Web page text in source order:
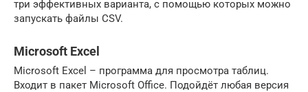
три эффективных варианта, с помощью которых можно
запускать файлы CSV.
Microsoft Excel
Microsoft Excel – программа для просмотра таблиц.
Входит в пакет Microsoft Office. Подойдёт любая версия